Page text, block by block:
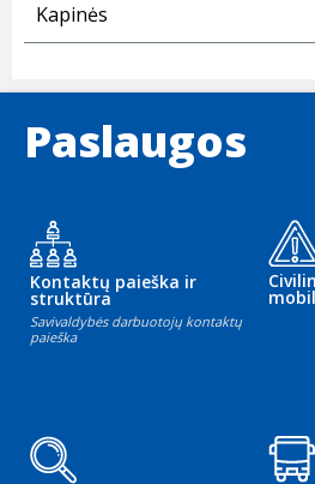
Kapinės
Paslaugos
Kontaktų paieška ir
struktūra
Savivaldybės darbuotojų kontaktų
paieška